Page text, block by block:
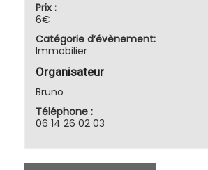
Prix :
6€
Catégorie d’évènement:
Immobilier
Organisateur
Bruno
Téléphone :
06 14 26 02 03